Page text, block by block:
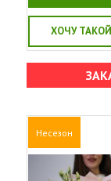
ХОЧУ
Несезон